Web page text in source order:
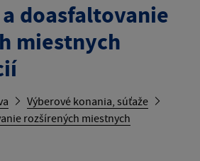
doasfaltovanie
miestnych
Výberové konania, súťaže
rozšírených miestnych